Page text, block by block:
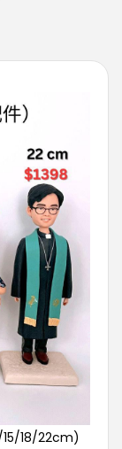
15/18/22cm)